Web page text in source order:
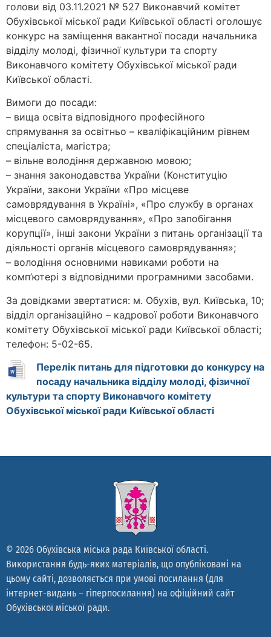
голови від 03.11.2021 № 527 Виконавчий комітет
Обухівської міської ради Київської області оголошує
конкурс на заміщення вакантної посади начальника
відділу молоді, фізичної культури та спорту
Виконавчого комітету Обухівської міської ради
Київської області.
Вимоги до посади:
– вища освіта відповідного професійного
спрямування за освітньо – кваліфікаційним рівнем
спеціаліста, магістра;
– вільне володіння державною мовою;
– знання законодавства України (Конституцію
України, закони України «Про місцеве
самоврядування в Україні», «Про службу в органах
місцевого самоврядування», «Про запобігання
корупції», інші закони України з питань організації та
діяльності органів місцевого самоврядування»;
– володіння основними навиками роботи на
комп’ютері з відповідними програмними засобами.
За довідками звертатися: м. Обухів, вул. Київська, 10;
відділ організаційно – кадрової роботи Виконавчого
комітету Обухівської міської ради Київської області;
телефон: 5-02-65.
Перелік питань для підготовки до конкурсу на
посаду начальника відділу молоді, фізичної
культури та спорту Виконавчого комітету
Обухівської міської ради Київської області
© 2026 Обухівська міська рада Київської області.
Використання будь-яких матеріалів, що опубліковані на
цьому сайті, дозволяється при умові посилання (для
інтернет-видань – гіперпосилання) на офіційний сайт
Обухівської міської ради.